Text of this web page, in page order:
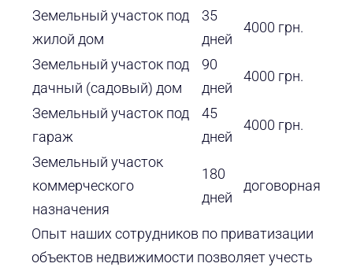
Земельный участок под
жилой дом
35
дней
4000 грн.
Земельный участок под
дачный (садовый) дом
90
дней
4000 грн.
Земельный участок под
гараж
45
дней
4000 грн.
Земельный участок
коммерческого
назначения
180
дней
договорная
Опыт наших сотрудников по приватизации
объектов недвижимости позволяет учесть